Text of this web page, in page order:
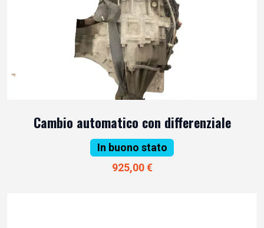
Cambio automatico con differenziale
In buono stato
925,00 €